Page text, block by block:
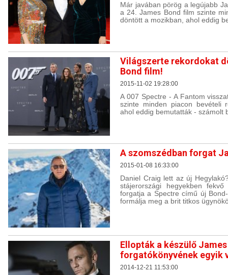
Már javában pörög a legújabb
a 24. James Bond film szinte
döntött a mozikban, ahol eddig
Világszerte rekordokat
Bond film!
2015-11-02 19:28:00
A 007 Spectre - A Fantom
szinte minden piacon bevételi
ahol eddig bemutatták - számolt
A szomszédban forgat
2015-01-08 16:33:00
Daniel Craig lett az új
stájerországi hegyekben
forgatja a Spectre című új
formálja meg a brit titkos
Ellopták a készülő
forgatókönyvének egyik
2014-12-21 11:53:00